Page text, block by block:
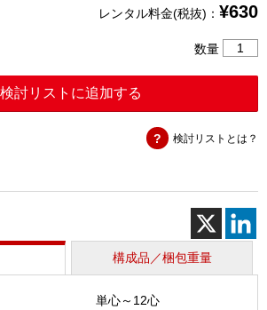
レンタル料金(税抜)： ¥630
数量
リ
（JR-
7）
個
検討リストに追加する
検討リストとは？
構成品／梱包重量
単心～12心